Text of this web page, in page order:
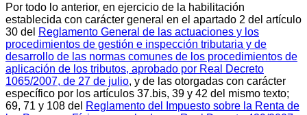
Por todo lo anterior, en ejercicio de la habilitación
establecida con carácter general en el apartado 2 del artículo
30 del Reglamento General de las actuaciones y los
procedimientos de gestión e inspección tributaria y de
desarrollo de las normas comunes de los procedimientos de
aplicación de los tributos, aprobado por Real Decreto
1065/2007, de 27 de julio, y de las otorgadas con carácter
específico por los artículos 37.bis, 39 y 42 del mismo texto;
69, 71 y 108 del Reglamento del Impuesto sobre la Renta de